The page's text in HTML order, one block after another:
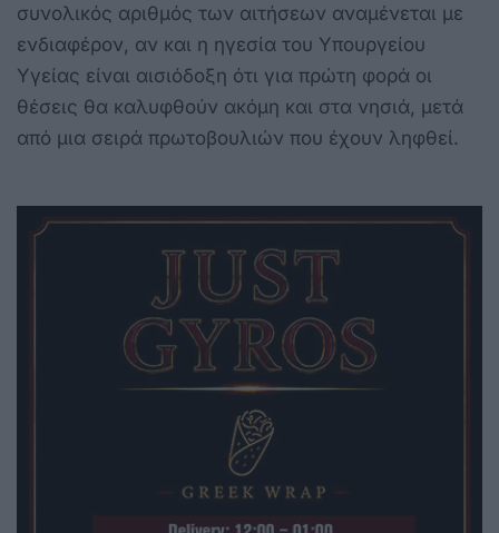
συνολικός αριθμός των αιτήσεων αναμένεται με
ενδιαφέρον, αν και η ηγεσία του Υπουργείου
Υγείας είναι αισιόδοξη ότι για πρώτη φορά οι
θέσεις θα καλυφθούν ακόμη και στα νησιά, μετά
από μια σειρά πρωτοβουλιών που έχουν ληφθεί.